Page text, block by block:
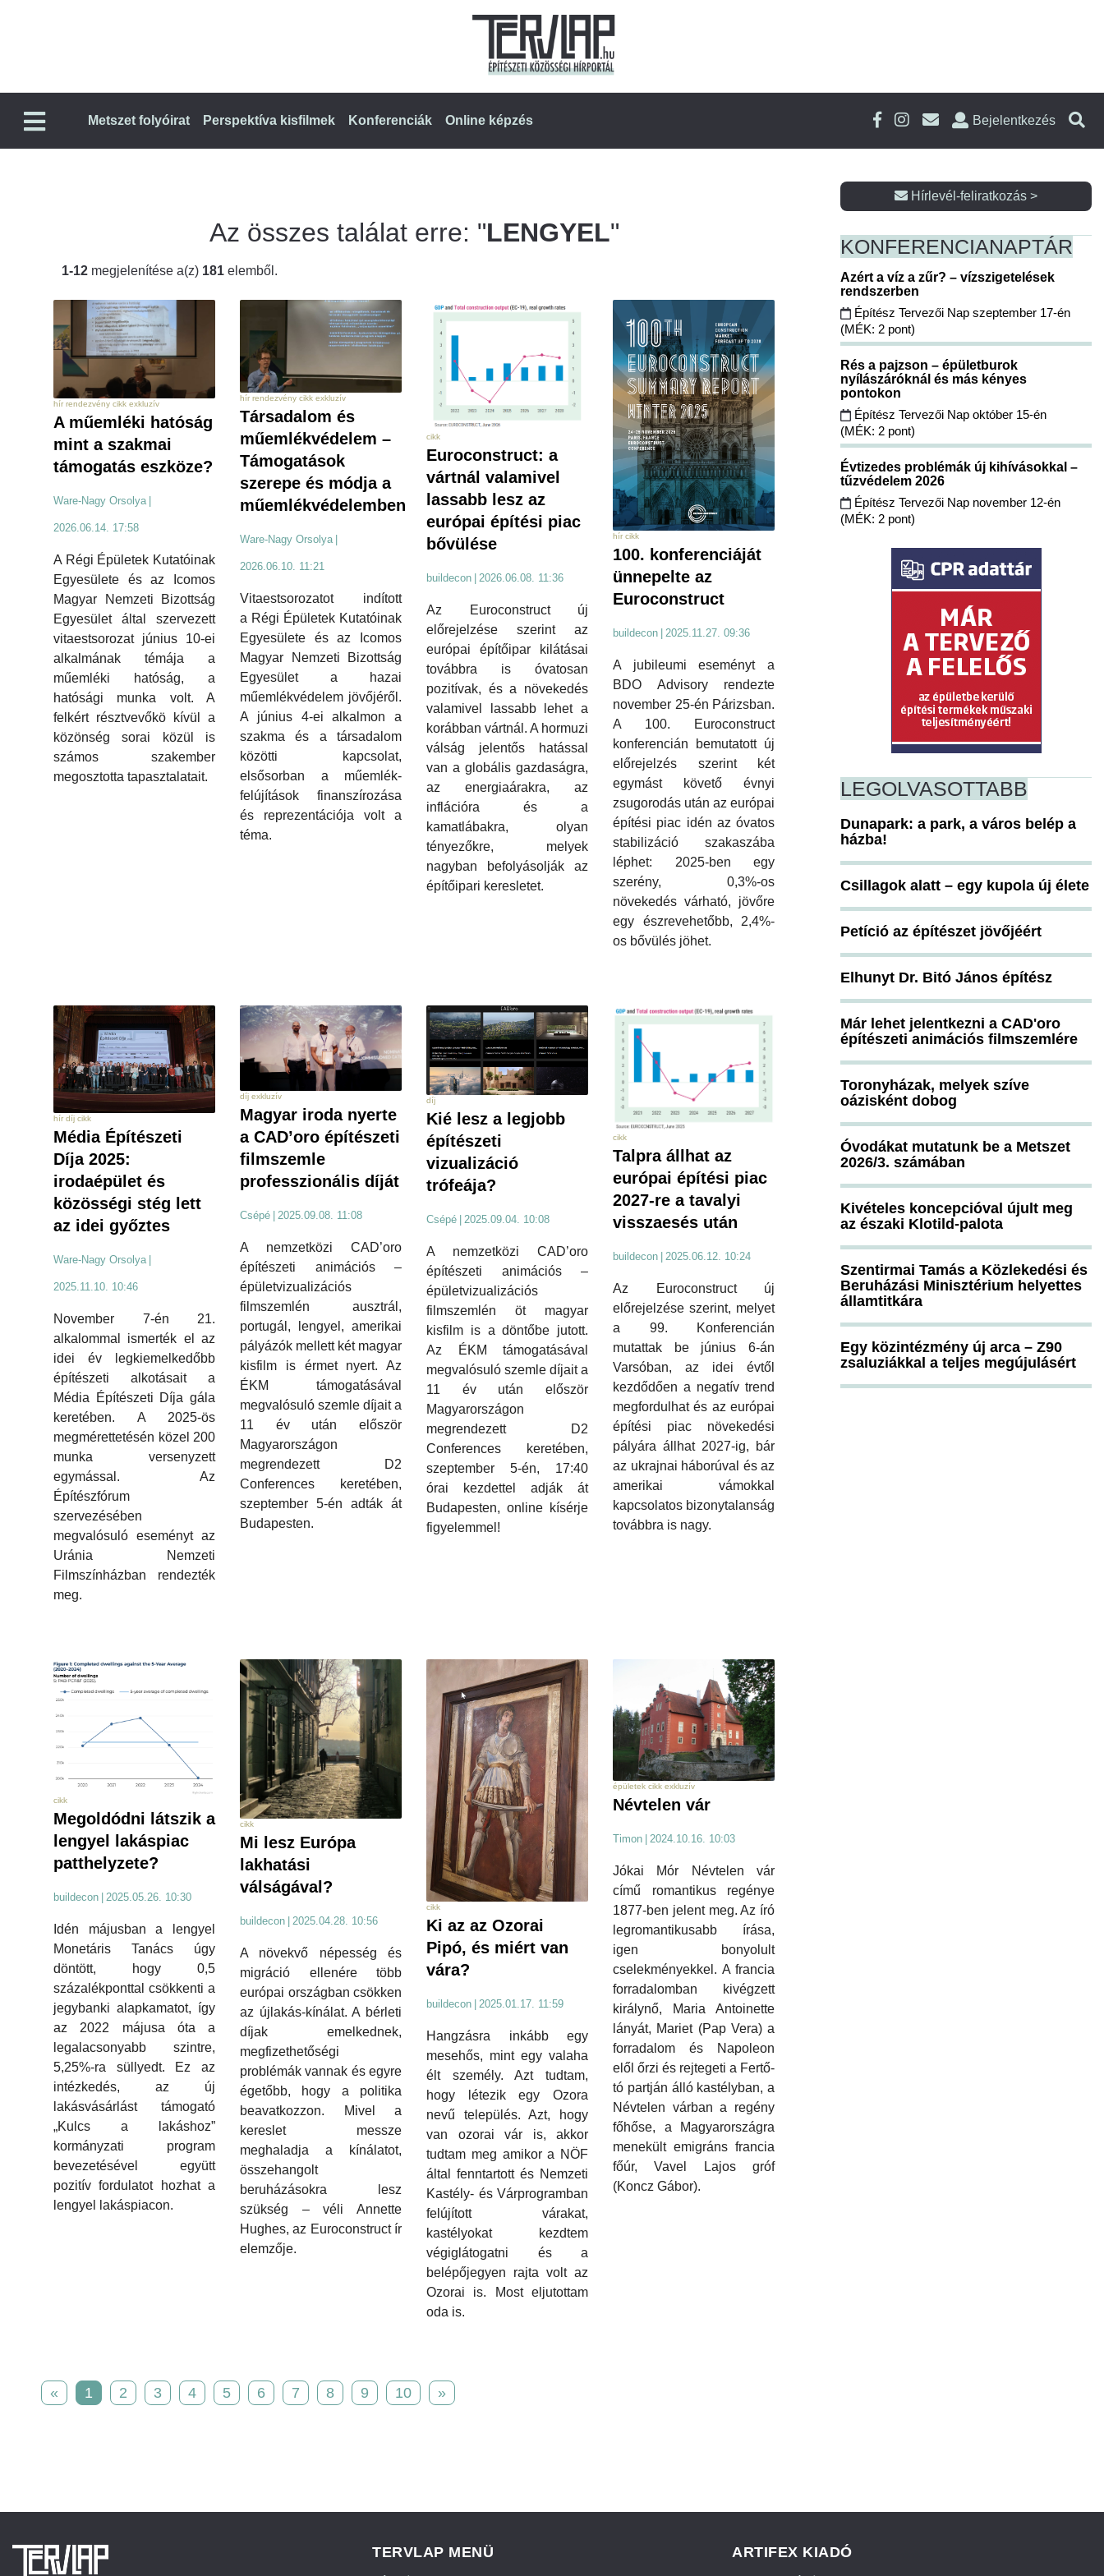
Metszet folyóirat Perspektíva kisfilmek Konferenciák Online képzés Bejelentkezés
Az összes találat erre: "LENGYEL"
1-12 megjelenítése a(z) 181 elemből.
hír rendezvény cikk exkluzív
A műemléki hatóság
mint a szakmai
támogatás eszköze?
Ware-Nagy Orsolya
2026.06.14. 17:58
A Régi Épületek Kutatóinak
Egyesülete és az Icomos
Magyar Nemzeti Bizottság
Egyesület által szervezett
vitaestsorozat június 10-ei
alkalmának témája a
műemléki hatóság, a
hatósági munka volt. A
felkért résztvevőkö kívül a
közönség sorai közül is
számos szakember
megosztotta tapasztalatait.
hír rendezvény cikk exkluzív
Társadalom és
műemlékvédelem –
Támogatások
szerepe és módja a
műemlékvédelemben
Ware-Nagy Orsolya
2026.06.10. 11:21
Vitaestsorozatot indított
a Régi Épületek Kutatóinak
Egyesülete és az Icomos
Magyar Nemzeti Bizottság
Egyesület a hazai
műemlékvédelem jövőjéről.
A június 4-ei alkalmon a
szakma és a társadalom
közötti kapcsolat,
elsősorban a műemlék-
felújítások finanszírozása
és reprezentációja volt a
téma.
cikk
Euroconstruct: a
vártnál valamivel
lassabb lesz az
európai építési piac
bővülése
buildecon | 2026.06.08. 11:36
Az Euroconstruct új
előrejelzése szerint az
európai építőipar kilátásai
továbbra is óvatosan
pozitívak, és a növekedés
valamivel lassabb lehet a
korábban vártnál. A hormuzi
válság jelentős hatással
van a globális gazdaságra,
az energiaárakra, az
inflációra és a
kamatlábakra, olyan
tényezőkre, melyek
nagyban befolyásolják az
építőipari keresletet.
hír cikk
100. konferenciáját
ünnepelte az
Euroconstruct
buildecon 2025.11.27. 09:36
A jubileumi eseményt a
BDO Advisory rendezte
november 25-én Párizsban.
A 100. Euroconstruct
konferencián bemutatott új
előrejelzés szerint két
egymást követő évnyi
zsugorodás után az európai
építési piac idén az óvatos
stabilizáció szakaszába
léphet: 2025-ben egy
szerény, 0,3%-os
növekedés várható, jövőre
egy észrevehetőbb, 2,4%-
os bővülés jöhet.
hír díj cikk
Média Építészeti
Díja 2025:
irodaépület és
közösségi stég lett
az idei győztes
Ware-Nagy Orsolya
2025.11.10. 10:46
November 7-én 21.
alkalommal ismerték el az
idei év legkiemelkedőbb
építészeti alkotásait a
Média Építészeti Díja gála
keretében. A 2025-ös
megmérettetésén közel 200
munka versenyzett
egymással. Az
Építészfórum
szervezésében
megvalósuló eseményt az
Uránia Nemzeti
Filmszínházban rendezték
meg.
díj exkluzív
Magyar iroda nyerte
a CAD’oro építészeti
filmszemle
professzionális díját
Csépé 2025.09.08. 11:08
A nemzetközi CAD’oro
építészeti animációs –
épületvizualizációs
filmszemlén ausztrál,
portugál, lengyel, amerikai
pályázók mellett két magyar
kisfilm is érmet nyert. Az
ÉKM támogatásával
megvalósuló szemle díjait a
11 év után először
Magyarországon
megrendezett D2
Conferences keretében,
szeptember 5-én adták át
Budapesten.
díj
Kié lesz a legjobb
építészeti
vizualizáció
trófeája?
Csépé 2025.09.04. 10:08
A nemzetközi CAD’oro
építészeti animációs –
épületvizualizációs
filmszemlén öt magyar
kisfilm is a döntőbe jutott.
Az ÉKM támogatásával
megvalósuló szemle díjait a
11 év után először
Magyarországon
megrendezett D2
Conferences keretében,
szeptember 5-én, 17:40
órai kezdettel adják át
Budapesten, online kísérje
figyelemmel!
cikk
Talpra állhat az
európai építési piac
2027-re a tavalyi
visszaesés után
buildecon | 2025.06.12. 10:24
Az Euroconstruct új
előrejelzése szerint, melyet
a 99. Konferencián
mutattak be június 6-án
Varsóban, az idei évtől
kezdődően a negatív trend
megfordulhat és az európai
építési piac növekedési
pályára állhat 2027-ig, bár
az ukrajnai háborúval és az
amerikai vámokkal
kapcsolatos bizonytalanság
továbbra is nagy.
cikk
Megoldódni látszik a
lengyel lakáspiac
patthelyzete?
buildecon | 2025.05.26. 10:30
Idén májusban a lengyel
Monetáris Tanács úgy
döntött, hogy 0,5
százalékponttal csökkenti a
jegybanki alapkamatot, így
az 2022 májusa óta a
legalacsonyabb szintre,
5,25%-ra süllyedt. Ez az
intézkedés, az új
lakásvásárlást támogató
„Kulcs a lakáshoz”
kormányzati program
bevezetésével együtt
pozitív fordulatot hozhat a
lengyel lakáspiacon.
cikk
Mi lesz Európa
lakhatási
válságával?
buildecon 2025.04.28. 10:56
A növekvő népesség és
migráció ellenére több
európai országban csökken
az újlakás-kínálat. A bérleti
díjak emelkednek,
megfizethetőségi
problémák vannak és egyre
égetőbb, hogy a politika
beavatkozzon. Mivel a
kereslet messze
meghaladja a kínálatot,
összehangolt
beruházásokra lesz
szükség – véli Annette
Hughes, az Euroconstruct ír
elemzője.
cikk
Ki az az Ozorai
Pipó, és miért van
vára?
buildecon 2025.01.17. 11:59
Hangzásra inkább egy
mesehős, mint egy valaha
élt személy. Azt tudtam,
hogy létezik egy Ozora
nevű település. Azt, hogy
van ozorai vár is, akkor
tudtam meg amikor a NÖF
által fenntartott és Nemzeti
Kastély- és Várprogramban
felújított várakat,
kastélyokat kezdtem
végiglátogatni és a
belépőjegyen rajta volt az
Ozorai is. Most eljutottam
oda is.
épületek cikk exkluzív
Névtelen vár
Timon 2024.10.16. 10:03
Jókai Mór Névtelen vár
című romantikus regénye
1877-ben jelent meg. Az író
legromantikusabb írása,
igen bonyolult
cselekményekkel. A francia
forradalomban kivégzett
királynő, Maria Antoinette
lányát, Mariet (Pap Vera) a
forradalom és Napoleon
elől őrzi és rejtegeti a Fertő-
tó partján álló kastélyban, a
Névtelen várban a regény
főhőse, a Magyarországra
menekült emigráns francia
főúr, Vavel Lajos gróf
(Koncz Gábor).
« 1 2 3 4 5 6 7 8 9 10 »
Hírlevél-feliratkozás >
KONFERENCIANAPTÁR
Azért a víz a zűr? – vízszigetelések
rendszerben
Építész Tervezői Nap szeptember 17-én
(MÉK: 2 pont)
Rés a pajzson – épületburok
nyílászáróknál és más kényes
pontokon
Építész Tervezői Nap október 15-én
(MÉK: 2 pont)
Évtizedes problémák új kihívásokkal –
tűzvédelem 2026
Építész Tervezői Nap november 12-én
(MÉK: 2 pont)
LEGOLVASOTTABB
Dunapark: a park, a város belép a
házba!
Csillagok alatt – egy kupola új élete
Petíció az építészet jövőjéért
Elhunyt Dr. Bitó János építész
Már lehet jelentkezni a CAD'oro
építészeti animációs filmszemlére
Toronyházak, melyek szíve
oázisként dobog
Óvodákat mutatunk be a Metszet
2026/3. számában
Kivételes koncepcióval újult meg
az északi Klotild-palota
Szentirmai Tamás a Közlekedési és
Beruházási Minisztérium helyettes
államtitkára
Egy közintézmény új arca – Z90
zsaluziákkal a teljes megújulásért
TERVLAP MENÜ ARTIFEX KIADÓ